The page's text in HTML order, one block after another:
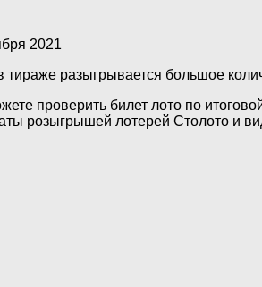
2021
разыгрывается большое
проверить билет лото по
розыгрышей лотерей Столото и